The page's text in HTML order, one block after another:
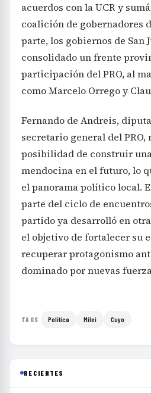
acuerdos con la UCR y
coalición de gobernadores
parte, los gobiernos de San
consolidado un frente
participación del PRO, al
como Marcelo Orrego y
Fernando de Andreis,
secretario general del PRO,
posibilidad de construir
mendocina en el futuro, lo
el panorama político local.
parte del ciclo de
partido ya desarrolló en
el objetivo de fortalecer su
recuperar protagonismo
dominado por nuevas
TAGS Política Milei Cuyo
RECIENTES